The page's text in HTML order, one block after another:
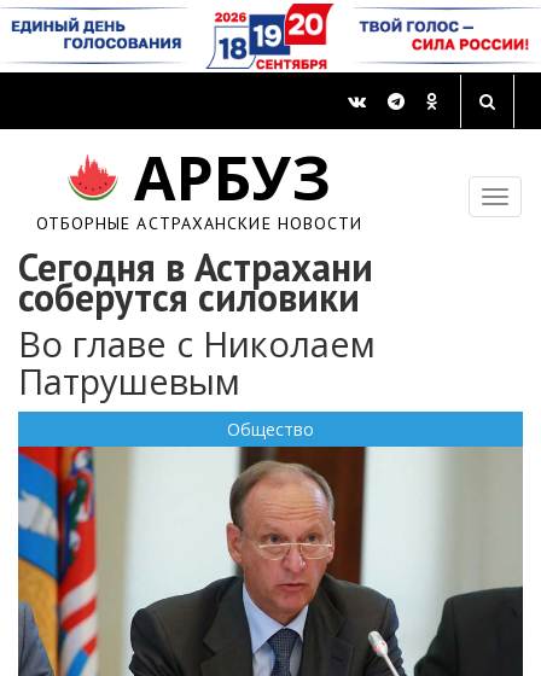
АРБУЗ
ОТБОРНЫЕ АСТРАХАНСКИЕ НОВОСТИ
Сегодня в Астрахани
соберутся силовики
Во главе с Николаем
Патрушевым
Общество